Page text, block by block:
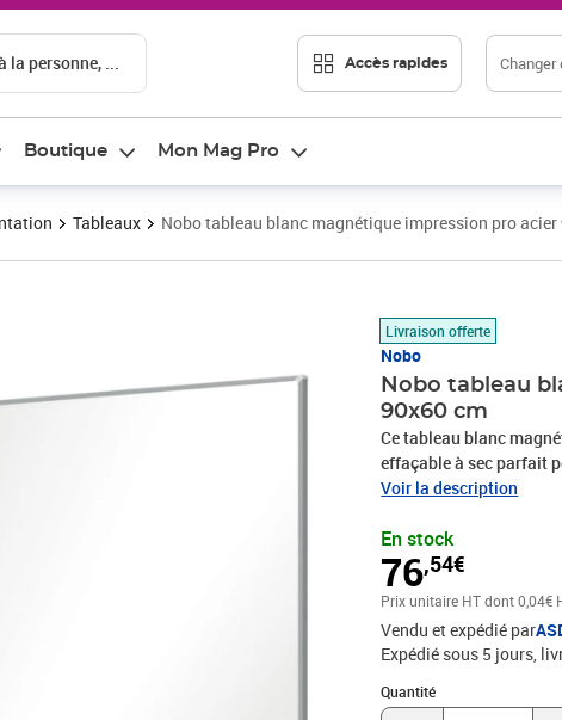
la personne, ... Accès rapides Changer
Boutique Mon Mag Pro
Tableaux Nobo tableau blanc magnétique impression pro acier
Livraison offerte
Nobo
Nobo tableau
90x60 cm
Ce tableau blanc
effaçable à sec parfait
tableau magnétique
haut niveau
InvisaMount présent
caché derrière le
marqueur spacieux
tableau blanc
Couleur : blanc
d'effacement Avec le
à installer Avec 1
Voir la description
En stock
76,54€
Prix 76,54€
Prix unitaire HTdont 0,04€
Vendu et expédié par
Expédié sous 5 jours
Quantité
Quantité : 1